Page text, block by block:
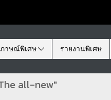
าษณ์พิเศษ รายงานพิเศษ
all-new"